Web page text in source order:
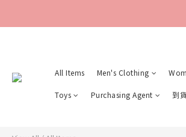
All Items Men's Clothing
Toys Purchasing Agent 到